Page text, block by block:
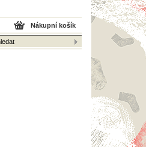
Nákupní košík